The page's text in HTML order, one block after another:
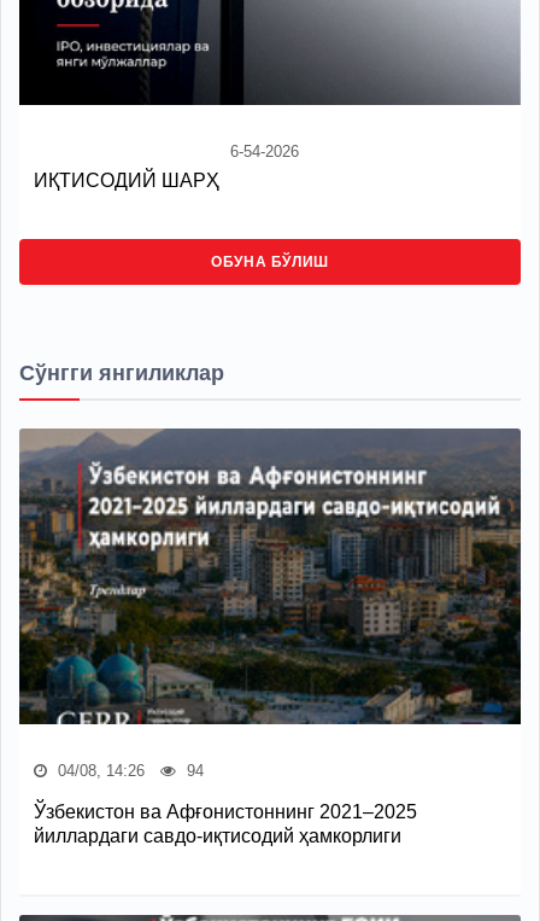
6-54-2026
ИҚТИСОДИЙ ШАРҲ
ОБУНА БЎЛИШ
Сўнгги янгиликлар
04/08, 14:26 94
Ўзбекистон ва Афғонистоннинг 2021–2025
йиллардаги савдо-иқтисодий ҳамкорлиги